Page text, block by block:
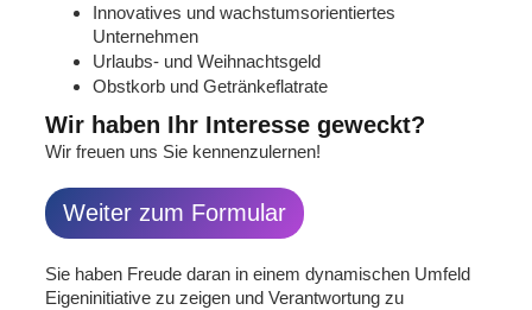
Innovatives und wachstumsorientiertes
Unternehmen
Urlaubs- und Weihnachtsgeld
Obstkorb und Getränkeflatrate
Wir haben Ihr Interesse geweckt?
Wir freuen uns Sie kennenzulernen!
Weiter zum Formular
Sie haben Freude daran in einem dynamischen Umfeld
Eigeninitiative zu zeigen und Verantwortung zu